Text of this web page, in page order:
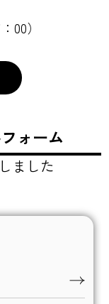
00）
ォーム
ました